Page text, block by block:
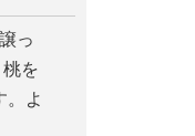
っ
を
。よ